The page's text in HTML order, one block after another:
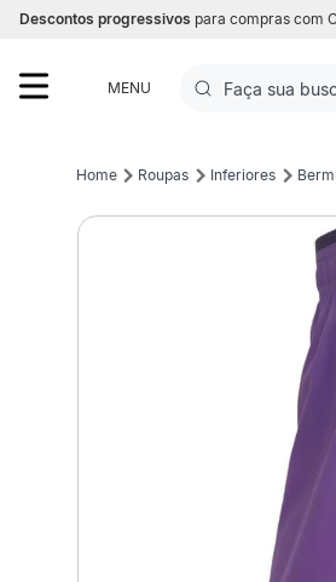
Descontos progressivos para compras com
MENU
Faça sua busca
1ºFutebol
Futebol
Roupas Inferiores